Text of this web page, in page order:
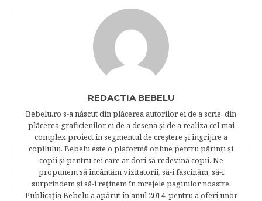
REDACTIA BEBELU
Bebelu.ro s-a născut din plăcerea autorilor ei de a scrie, din
plăcerea graficienilor ei de a desena şi de a realiza cel mai
complex proiect în segmentul de creştere şi îngrijire a
copilului. Bebelu este o plaformă online pentru părinţi şi
copii şi pentru cei care ar dori să redevină copii. Ne
propunem să încântăm vizitatorii, să-i fascinăm, să-i
surprindem şi să-i reţinem în mrejele paginilor noastre.​
Publicația Bebelu a apărut în anul 2014, pentru a oferi unor